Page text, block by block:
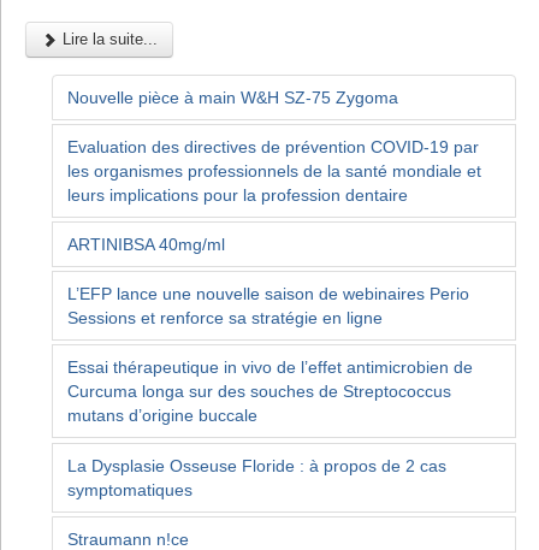
Lire la suite...
Nouvelle pièce à main W&H SZ-75 Zygoma
Evaluation des directives de prévention COVID-19 par
les organismes professionnels de la santé mondiale et
leurs implications pour la profession dentaire
ARTINIBSA 40mg/ml
L’EFP lance une nouvelle saison de webinaires Perio
Sessions et renforce sa stratégie en ligne
Essai thérapeutique in vivo de l’effet antimicrobien de
Curcuma longa sur des souches de Streptococcus
mutans d’origine buccale
La Dysplasie Osseuse Floride : à propos de 2 cas
symptomatiques
Straumann n!ce